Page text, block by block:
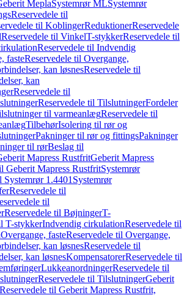
MeplaSystemrør MLSystemrør
Reservedele til
til KoblingerReduktionerReservedele
Reservedele til VinkelT-stykkerReservedele til
Reservedele til Indvendig
fasteReservedele til Overgange,
kan løsnesReservedele til
kan
Reservedele til
Reservedele til TilslutningerFordeler
til varmeanlægReservedele til
TilbehørIsolering til rør og
Pakninger til rør og fittingsPakninger
til rørBeslag til
Mapress RustfritGeberit Mapress
Geberit Mapress RustfritSystemrør
Systemrør 1.4401 Systemrør
Reservedele til
til
Reservedele til BøjningerT-
T-stykkerIndvendig cirkulationReservedele til
Overgange, fasteReservedele til Overgange,
kan løsnesReservedele til
kan løsnesKompensatorerReservedele til
LukkeanordningerReservedele til
Reservedele til TilslutningerGeberit
Reservedele til Geberit Mapress Rustfrit,